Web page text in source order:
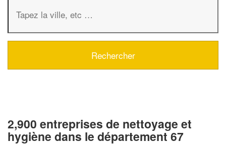
2,900 entreprises de nettoyage et
hygiène dans le département 67